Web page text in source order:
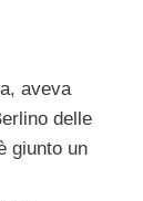
aveva
delle
giunto un